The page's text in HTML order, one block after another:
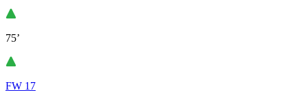
75’
FW 17